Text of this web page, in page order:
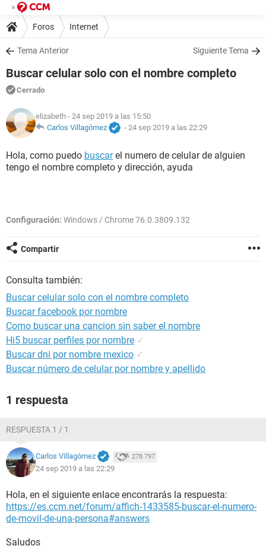
Foros Internet
Tema Anterior Siguiente Tema
Buscar celular solo con el nombre completo
Cerrado
elizabeth - 24 sep 2019 a las 15:50
Carlos Villagómez
- 24 sep 2019 a las 22:29
Hola, como puedo buscarel numero de celular de alguien
tengo el nombre completo y dirección, ayuda
Configuración: Windows / Chrome 76.0.3809.132
Compartir
Consulta también:
Buscar celular solo con el nombre completo
Buscar facebook por nombre
Como buscar una cancion sin saber el nombre
Hi5 buscar perfiles por nombre ✓
Buscar dni por nombre mexico ✓
Buscar número de celular por nombre y apellido
1 respuesta
RESPUESTA 1 / 1
Carlos Villagómez 278.797
24 sep 2019 a las 22:29
Hola, en el siguiente enlace encontrarás la respuesta:
https://es.ccm.net/forum/affich-1433585-buscar-el-numero-
de-movil-de-una-persona#answers
Saludos